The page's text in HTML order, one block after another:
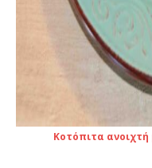
Κοτόπιτα